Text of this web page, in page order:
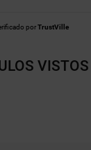
porTrustVille
VISTOS